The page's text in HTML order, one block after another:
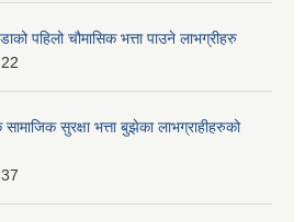
पहिलो चौमासिक भत्ता पाउने लाभग्रीहरु
सुरक्षा भत्ता बुझेका लाभग्राहीहरुको